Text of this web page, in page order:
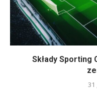
Składy Sporting
31